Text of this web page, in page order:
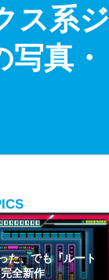
ス系ジ
真・
た、でも『ルート
全新作